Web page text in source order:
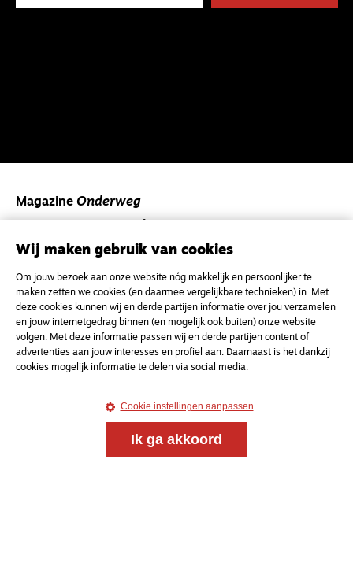
Magazine Onderweg
en gesprek voor christenen onderweg, in het bijzonder
voor de Nederlandse Gereformeerde Kerken.
Magazine Onderweg
Kvk-nummer 33277063
NL46 INGB 0117 5827 86
info@onderwegonline.nl
Wij maken gebruik van cookies
Om jouw bezoek aan onze website nóg makkelijk en persoonlijker te
maken zetten we cookies (en daarmee vergelijkbare technieken) in. Met
deze cookies kunnen wij en derde partijen informatie over jou verzamelen
en jouw internetgedrag binnen (en mogelijk ook buiten) onze website
volgen. Met deze informatie passen wij en derde partijen content of
advertenties aan jouw interesses en profiel aan. Daarnaast is het dankzij
cookies mogelijk informatie te delen via social media.
Cookie instellingen aanpassen
Ik ga akkoord